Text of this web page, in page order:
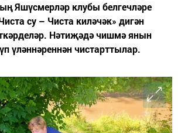
Яшүсмерләр клубы белгечләре
су – Чиста киләчәк» дигән
Нәтиҗәдә чишмә янын
үләннәреннән чистарттылар.